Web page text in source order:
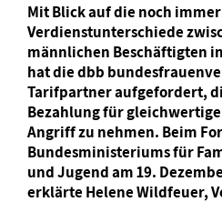
Mit Blick auf die noch
Verdienstunterschiede
männlichen Beschäftigten
hat die dbb
Tarifpartner aufgefordert,
Bezahlung für
Angriff zu nehmen. Beim
Bundesministeriums für
und Jugend am 19.
erklärte Helene Wildfeuer,